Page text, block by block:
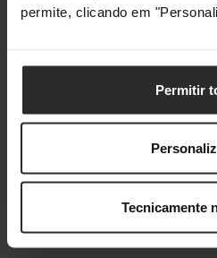
permite, clicando em
Permitir
Tecnicamente